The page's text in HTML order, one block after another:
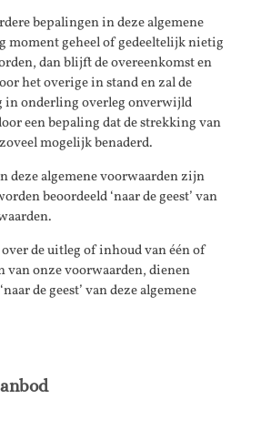
bepalingen in deze algemene
moment geheel of gedeeltelijk nietig
dan blijft de overeenkomst en
het overige in stand en zal de
in onderling overleg onverwijld
een bepaling dat de strekking van
mogelijk benaderd.
deze algemene voorwaarden zijn
beoordeeld ‘naar de geest’ van
de uitleg of inhoud van één of
van onze voorwaarden, dienen
de geest’ van deze algemene